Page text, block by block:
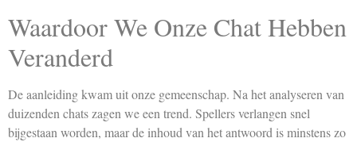
Waardoor We Onze Chat Hebben
Veranderd
De aanleiding kwam uit onze gemeenschap. Na het analyseren van
duizenden chats zagen we een trend. Spellers verlangen snel
bijgestaan worden, maar de inhoud van het antwoord is minstens zo